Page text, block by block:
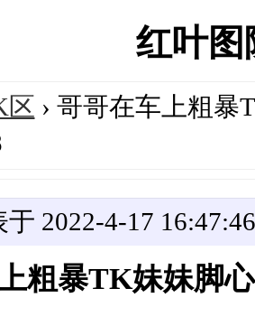
红叶图
区 › 哥哥在车上粗
于 2022-4-17 16:47:46
粗暴TK妹妹脚